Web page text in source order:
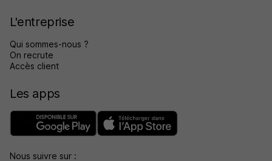
L'entreprise
Qui sommes-nous ?
On recrute
Accès client
Les apps
Nous suivre sur :